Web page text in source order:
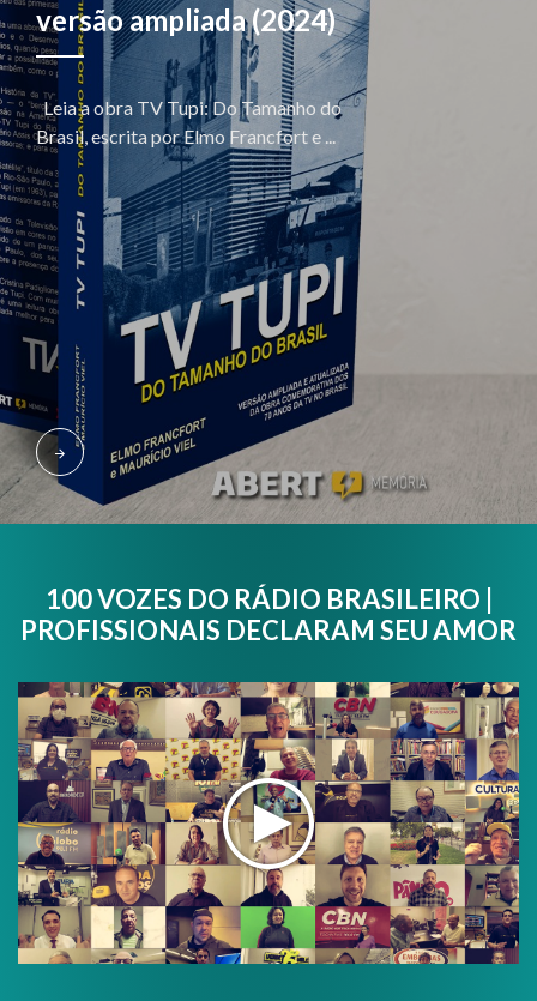
versão ampliada (2024)
Leia a obra TV Tupi: Do Tamanho do
Brasil, escrita por Elmo Francfort e ...
100 VOZES DO RÁDIO BRASILEIRO |
PROFISSIONAIS DECLARAM SEU AMOR